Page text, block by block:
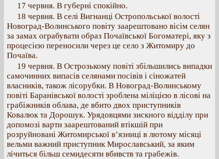
17 червня. В губерні спокійно.
18 червня. В селі Вигнанці Остропольської волості
Новоград-Волинського повіту заарештовано вісім селян
за замах ограбувати образ Почаївської Богоматері, яку з
процесією переносили через це село з Житомиру до
Почаїва.
19 червня. В Острозькому повіті збільшились випадки
самочинних випасів селянами посівів і сіножатей
власників, також лісорубки. В Новоград-Волинському
повіті Баранівської волості зроблена міліцією в лісові на
грабіжників облава, де вбито двох приступників
Ковалюк та Дорошук. Урядовцями зискного відділу при
допомозі варти заарештований втікшій при
розруйновані Житомирської в’язниці в лютому місяці
вельми важний приступник Мирославський, за яким
лічиться більш семидесяти вбивств та грабежів.